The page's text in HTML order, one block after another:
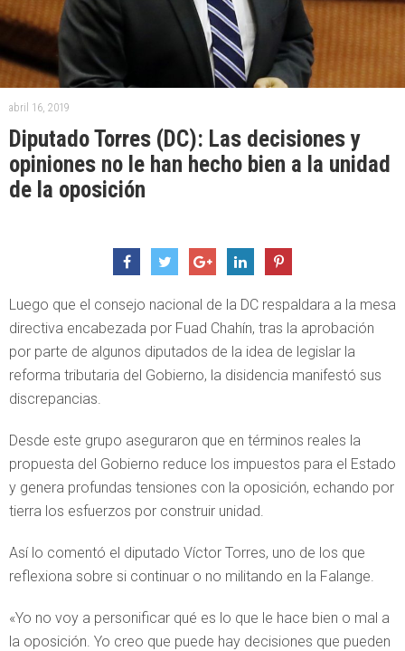
abril 16, 2019
Diputado Torres (DC): Las decisiones y
opiniones no le han hecho bien a la unidad
de la oposición
Luego que el consejo nacional de la DC respaldara a la mesa
directiva encabezada por Fuad Chahín, tras la aprobación
por parte de algunos diputados de la idea de legislar la
reforma tributaria del Gobierno, la disidencia manifestó sus
discrepancias.
Desde este grupo aseguraron que en términos reales la
propuesta del Gobierno reduce los impuestos para el Estado
y genera profundas tensiones con la oposición, echando por
tierra los esfuerzos por construir unidad.
Así lo comentó el diputado Víctor Torres, uno de los que
reflexiona sobre si continuar o no militando en la Falange.
«Yo no voy a personificar qué es lo que le hace bien o mal a
la oposición. Yo creo que puede hay decisiones que pueden